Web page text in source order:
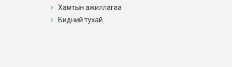
Хамтын ажиллагаа
Бидний тухай